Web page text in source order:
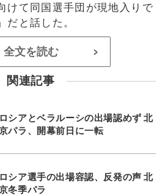
けて同国選手団が現地入りで
だと話した。
全文を読む >
関連記事
ロシアとベラルーシの出場認めず 北
パラ、開幕前日に一転
ロシア選手の出場容認、反発の声 北
冬季パラ